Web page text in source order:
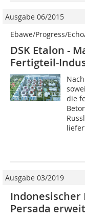
Ausgabe 06/2015
Ebawe/Progress/
DSK Etalon -
Fertigteil-
die
Ausgabe 03/2019
Indonesischer
Persada